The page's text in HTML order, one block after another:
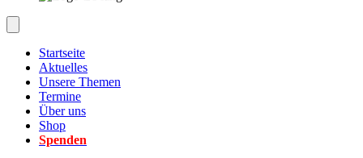
Startseite
Aktuelles
Unsere Themen
Termine
Über uns
Shop
Spenden